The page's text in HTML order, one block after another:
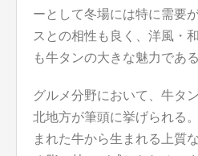
ーとして冬場には特に需要
スとの相性も良く、洋風・
も牛タンの大きな魅力である
グルメ分野において、牛タ
北地方が筆頭に挙げられる
まれた牛から生まれる上質